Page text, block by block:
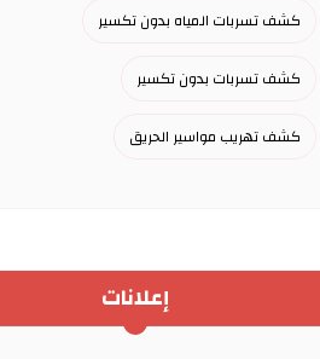
كشف تسربات المياه بدون تكسير
كشف تسربات بدون تكسير
كشف تهريب مواسير الحريق
إعلانات